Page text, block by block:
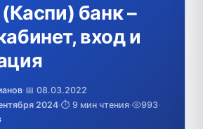
банк –
вход и
·📅 08.03.2022
2024·⏱️ 9 мин чтения· 993·